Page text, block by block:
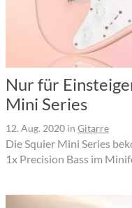
Nur für
Mini Series
12. Aug. 2020 in Gitarre
Die Squier Mini Series
1x Precision Bass im